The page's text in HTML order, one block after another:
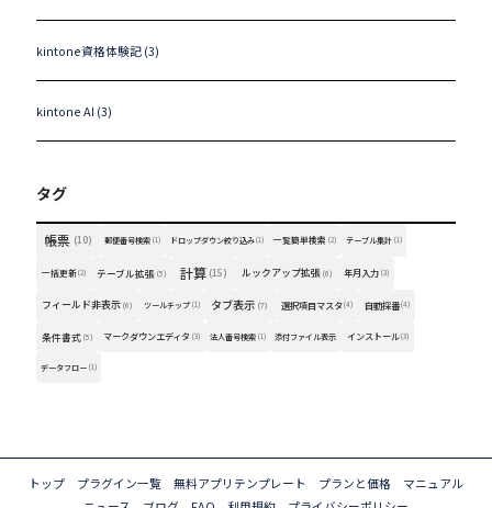
kintone資格体験記 (3)
kintone AI (3)
タグ
帳票 (10) 郵便番号検索 (1) ドロップダウン絞り込み(1) 一覧簡単検索 (2) テーブル集計 (1)
一括更新(2) テーブル拡張 (5) 計算 (15) ルックアップ拡張 (6) 年月入力 (3)
フィールド非表示 (6) ツールチップ (1) タブ表示 (7) 選択項目マスタ (4) 自動採番 (4)
条件書式 (5) マークダウンエディタ (3) 法人番号検索 (1) 添付ファイル表示 インストール (3)
データフロー (1)
トップ プラグイン一覧 無料アプリテンプレート プランと価格
マニュアル